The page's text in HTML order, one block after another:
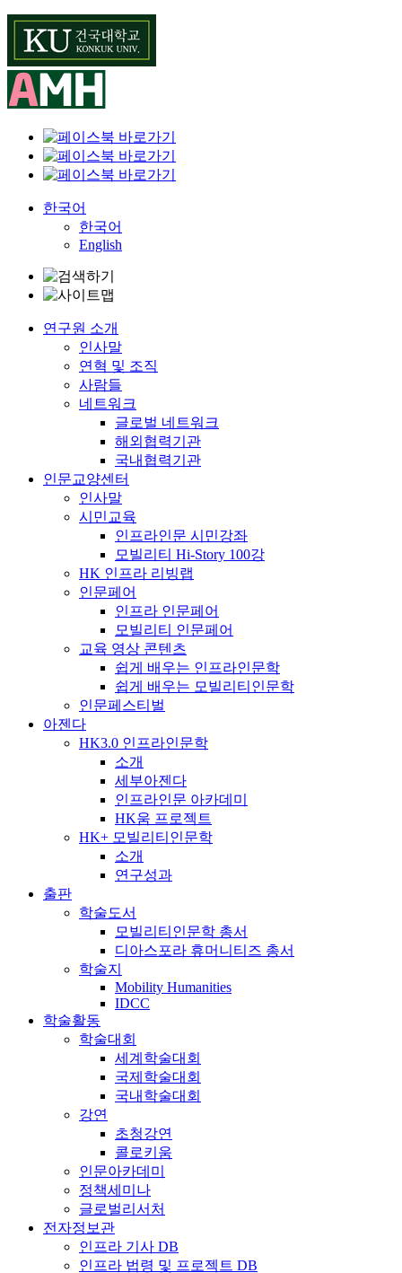
Skip
content
한국어
한국어
English
연구원 소개
인사말
연혁 및 조직
사람들
네트워크
글로벌 네트워크
해외협력기관
국내협력기관
인문교양센터
인사말
시민교육
인프라인문 시민강좌
모빌리티 Hi-Story 100강
HK 인프라 리빙랩
인문페어
인프라 인문페어
모빌리티 인문페어
교육 영상 콘텐츠
쉽게 배우는 인프라인문학
쉽게 배우는 모빌리티인문학
인문페스티벌
아젠다
HK3.0 인프라인문학
소개
세부아젠다
인프라인문 아카데미
HK움 프로젝트
HK+ 모빌리티인문학
소개
연구성과
출판
학술도서
모빌리티인문학 총서
디아스포라 휴머니티즈 총서
학술지
Mobility Humanities
IDCC
학술활동
학술대회
세계학술대회
국제학술대회
국내학술대회
강연
초청강연
콜로키움
인문아카데미
정책세미나
글로벌리서처
전자정보관
인프라 기사 DB
인프라 법령 및 프로젝트 DB